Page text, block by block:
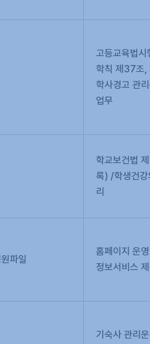
고등교육법
학칙 제37조,
학사경고 관
업무
학교보건법
록) /학생건강
리
파일
홈페이지 운
정보서비스
기숙사 관리